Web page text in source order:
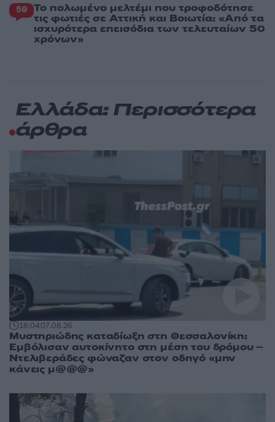
59 Το πολωμένο μελτέμι που τροφοδότησε
τις φωτιές σε Αττική και Βοιωτία: «Από τα
ισχυρότερα επεισόδια των τελευταίων 50
χρόνων»
Ελλάδα: Περισσότερα
άρθρα
18:0407.08.26
Μυστηριώδης καταδίωξη στη Θεσσαλονίκη:
Εμβόλισαν αυτοκίνητο στη μέση του δρόμου –
Ντελιβεράδες φώναζαν στον οδηγό «μην
κάνεις μ@@@»